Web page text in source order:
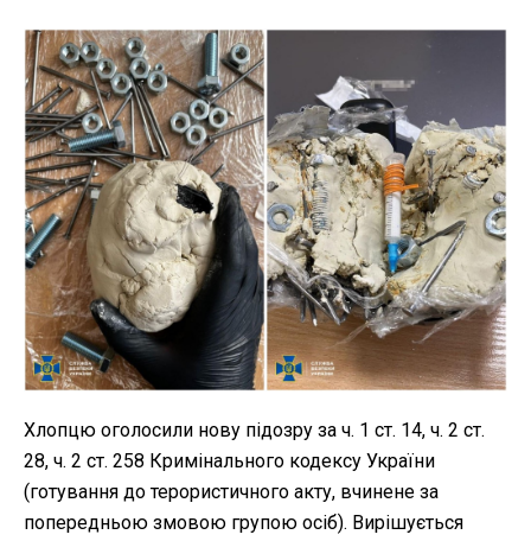
Хлопцю оголосили нову підозру за ч. 1 ст. 14, ч. 2 ст.
28, ч. 2 ст. 258 Кримінального кодексу України
(готування до терористичного акту, вчинене за
попередньою змовою групою осіб). Вирішується